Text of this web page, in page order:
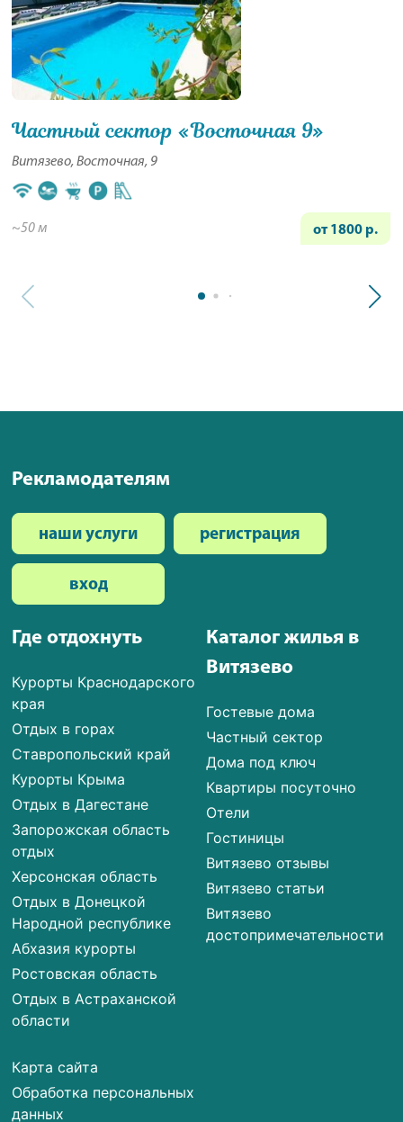
Частный сектор «Восточная 9»
Витязево, Восточная, 9
~50 м от 1800 р.
Где отдохнуть
Курорты Краснодарского
края
Отдых в горах
Ставропольский край
Курорты Крыма
Отдых в Дагестане
Запорожская область
отдых
Херсонская область
Отдых в Донецкой
Народной республике
Абхазия курорты
Ростовская область
Отдых в Астраханской
области
Карта сайта
Обработка персональных
данных
Каталог жилья в
Витязево
Гостевые дома
Частный сектор
Дома под ключ
Квартиры посуточно
Отели
Гостиницы
Витязево отзывы
Витязево статьи
Витязево
достопримечательности
Рекламодателям
наши услуги регистрация
вход